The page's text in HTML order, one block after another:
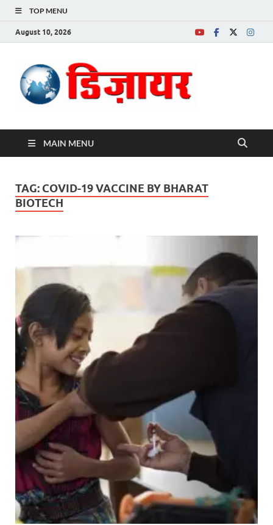
TOP MENU
August 10, 2026
MAIN MENU
TAG: COVID-19 VACCINE BY BHARAT
BIOTECH